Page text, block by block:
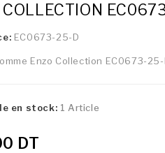
COLLECTION
EC0673-25-D
Enzo Collection EC0673-25-
en stock: 1 Article
DT